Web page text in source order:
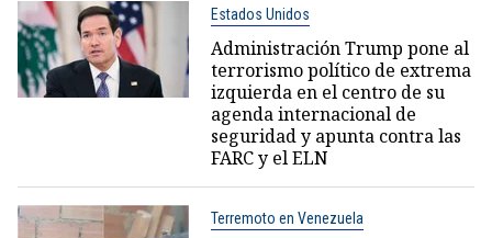
Estados Unidos
Administración Trump pone al
terrorismo político de extrema
izquierda en el centro de su
agenda internacional de
seguridad y apunta contra las
FARC y el ELN
Terremoto en Venezuela